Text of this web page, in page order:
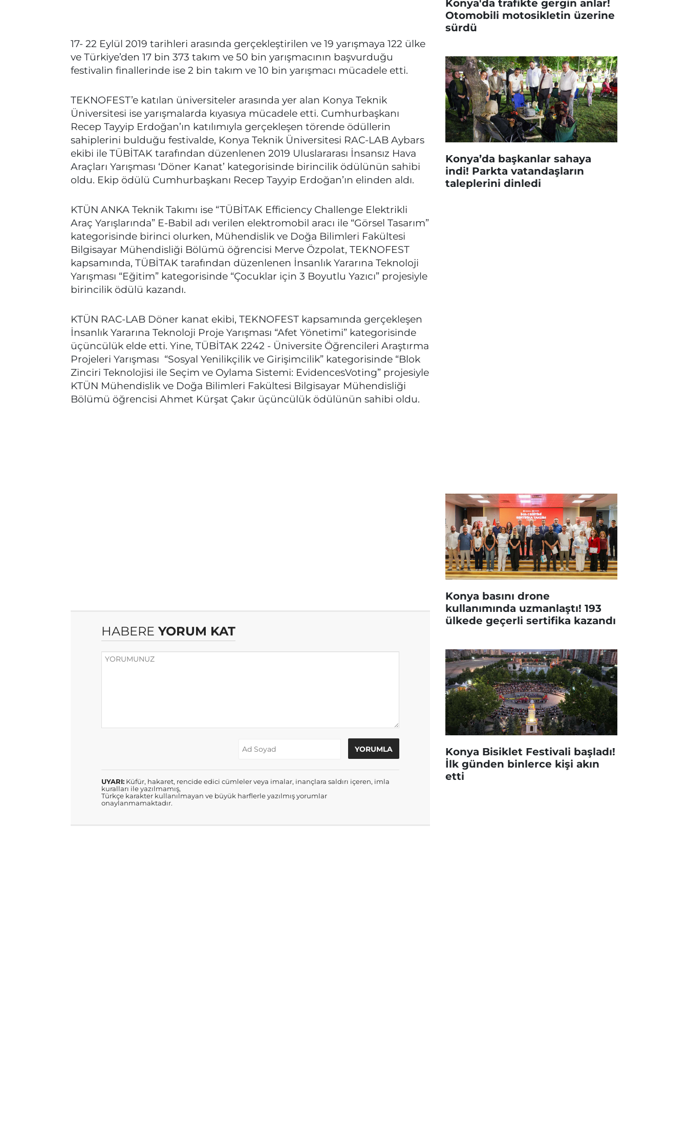
17- 22 Eylül 2019 tarihleri arasında gerçekleştirilen ve 19 yarışmaya 122 ülke
ve Türkiye’den 17 bin 373 takım ve 50 bin yarışmacının başvurduğu
festivalin finallerinde ise 2 bin takım ve 10 bin yarışmacı mücadele etti.
TEKNOFEST’e katılan üniversiteler arasında yer alan Konya Teknik
Üniversitesi ise yarışmalarda kıyasıya mücadele etti. Cumhurbaşkanı
Recep Tayyip Erdoğan’ın katılımıyla gerçekleşen törende ödüllerin
sahiplerini bulduğu festivalde, Konya Teknik Üniversitesi RAC-LAB Aybars
ekibi ile TÜBİTAK tarafından düzenlenen 2019 Uluslararası İnsansız Hava
Araçları Yarışması ‘Döner Kanat’ kategorisinde birincilik ödülünün sahibi
oldu. Ekip ödülü Cumhurbaşkanı Recep Tayyip Erdoğan’ın elinden aldı.
KTÜN ANKA Teknik Takımı ise “TÜBİTAK Efficiency Challenge Elektrikli
Araç Yarışlarında” E-Babil adı verilen elektromobil aracı ile “Görsel Tasarım”
kategorisinde birinci olurken, Mühendislik ve Doğa Bilimleri Fakültesi
Bilgisayar Mühendisliği Bölümü öğrencisi Merve Özpolat, TEKNOFEST
kapsamında, TÜBİTAK tarafından düzenlenen İnsanlık Yararına Teknoloji
Yarışması “Eğitim” kategorisinde “Çocuklar için 3 Boyutlu Yazıcı” projesiyle
birincilik ödülü kazandı.
KTÜN RAC-LAB Döner kanat ekibi, TEKNOFEST kapsamında gerçekleşen
İnsanlık Yararına Teknoloji Proje Yarışması “Afet Yönetimi” kategorisinde
üçüncülük elde etti. Yine, TÜBİTAK 2242 - Üniversite Öğrencileri Araştırma
Projeleri Yarışması “Sosyal Yenilikçilik ve Girişimcilik” kategorisinde “Blok
Zinciri Teknolojisi ile Seçim ve Oylama Sistemi: EvidencesVoting” projesiyle
KTÜN Mühendislik ve Doğa Bilimleri Fakültesi Bilgisayar Mühendisliği
Bölümü öğrencisi Ahmet Kürşat Çakır üçüncülük ödülünün sahibi oldu.
HABERE YORUM KAT
UYARI: Küfür, hakaret, rencide edici cümleler veya imalar, inançlara saldırı içeren, imla
kuralları ile yazılmamış,
Türkçe karakter kullanılmayan ve büyük harflerle yazılmış yorumlar
onaylanmamaktadır.
Konya'da trafikte gergin anlar!
Otomobili motosikletin üzerine
sürdü
Konya’da başkanlar sahaya
indi! Parkta vatandaşların
taleplerini dinledi
Konya basını drone
kullanımında uzmanlaştı! 193
ülkede geçerli sertifika kazandı
Konya Bisiklet Festivali başladı!
İlk günden binlerce kişi akın
etti